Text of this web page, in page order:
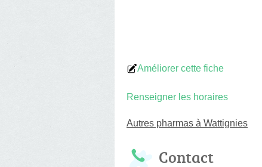
Améliorer cette fiche
Renseigner les horaires
Autres pharmas à Wattignies
Contact